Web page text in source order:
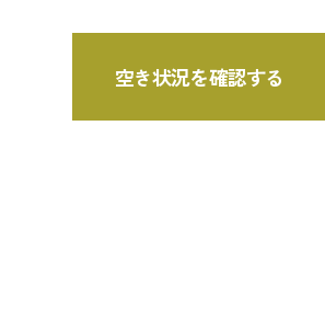
空き状況を確認する